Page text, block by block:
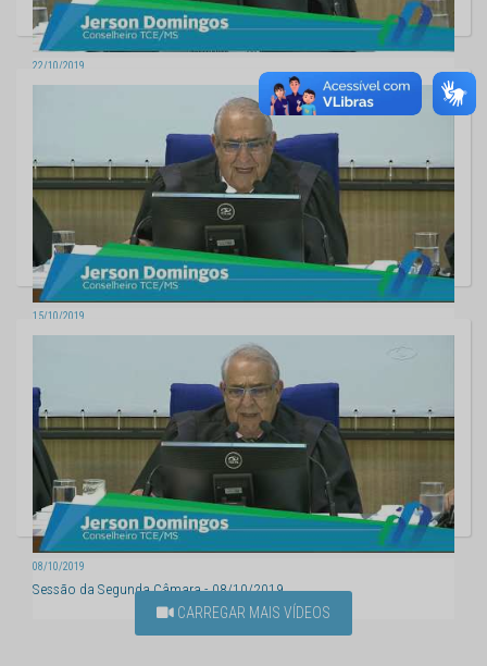
22/10/2019
Sessão da Segunda Câmara - 22/10/2019
15/10/2019
Sessão da Segunda Câmara - 15/10/2019
08/10/2019
Sessão da Segunda Câmara - 08/10/2019
CARREGAR MAIS VÍDEOS